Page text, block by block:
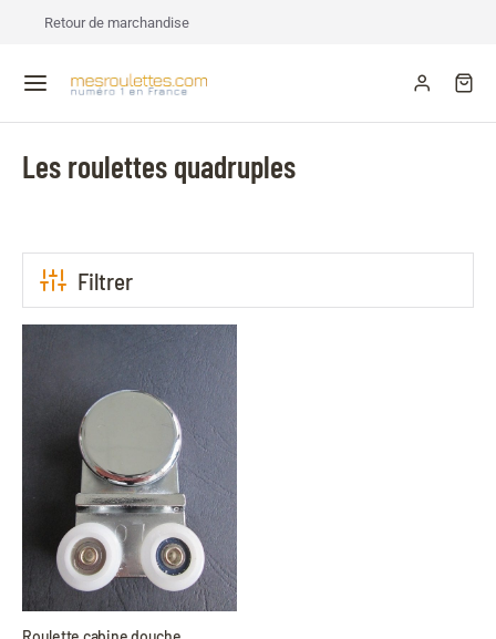
Retour de marchandise
Les roulettes quadruples
Filtrer